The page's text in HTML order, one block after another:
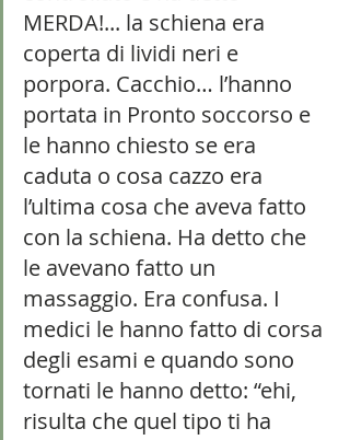
MERDA!... la schiena era
coperta di lividi neri e
porpora. Cacchio… l’hanno
portata in Pronto soccorso e
le hanno chiesto se era
caduta o cosa cazzo era
l’ultima cosa che aveva fatto
con la schiena. Ha detto che
le avevano fatto un
massaggio. Era confusa. I
medici le hanno fatto di corsa
degli esami e quando sono
tornati le hanno detto: “ehi,
risulta che quel tipo ti ha